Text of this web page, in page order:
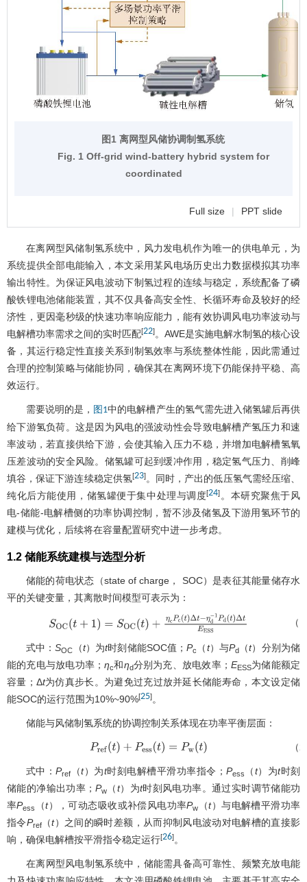
图1 离网型风储协调制氢系统
Fig. 1 Off-grid wind-battery hybrid system for
coordinated
Full size | PPT slide
在离网型风储制氢系统中，风力发电机作为唯一的供电单元，为
系统提供全部电能输入，本文采用某风电场历史出力数据模拟其功率
输出特性。为保证风电波动下制氢过程的连续与稳定，系统配备了磷
酸铁锂电池储能装置，其不仅具备高安全性、长循环寿命及较好的经
济性，更因毫秒级的快速功率响应能力，能有效协调风电功率波动与
电解槽功率需求之间的实时匹配[22]。AWE是实施电解水制氢的核心设
备，其运行稳定性直接关系到制氢效率与系统整体性能，因此需通过
合理的控制策略与储能协同，确保其在离网环境下仍能保持平稳、高
效运行。
需要说明的是， 图1中的电解槽产生的氢气需先进入储氢罐后再供
给下游氢负荷。这是因为风电的强波动性会导致电解槽产氢压力和速
率波动，若直接供给下游，会使其输入压力不稳，并增加电解槽氢氧
压差波动的安全风险。储氢罐可起到缓冲作用，稳定氢气压力、削峰
填谷，保证下游连续稳定供氢[23]。同时，产出的低压氢气需经压缩、
纯化后方能使用，储氢罐便于集中处理与调度[24] 。本研究聚焦于风
电-储能-电解槽侧的功率协调控制，暂不涉及储氢及下游用氢环节的
建模与优化，后续将在容量配置研究中进一步考虑。
1.2 储能系统建模与选型分析
储能的荷电状态（state of charge， SOC）是表征其能量储存水
平的关键变量，其离散时间模型可表示为：
SOC t+1)= SOC(t)+ ηcPc(t)Δt−ηd−1Pd(t)Δt （
式中：SOC （t）为t时刻储能SOC值；Pc （t）与Pd （t）分别为储
能的充电与放电功率；ηc和ηd分别为充、放电效率； EESS为储能额定
容量；Δt为仿真步长。为避免过充过放并延长储能寿命，本文设定储
能SOC的运行范围为10%~90%[25]。
储能与风储制氢系统的协调控制关系体现在功率平衡层面：
Pref(t )+Pess( )= Pw(t) （
式中：Pref （t）为t时刻电解槽平滑功率指令； Pess （t）为t时刻
储能的净输出功率；Pw （t）为t时刻风电功率。通过实时调节储能功
率Pess （t），可动态吸收或补偿风电功率Pw （t）与电解槽平滑功率
指令Pref（t）之间的瞬时差额，从而抑制风电波动对电解槽的直接影
响，确保电解槽按平滑指令稳定运行[26]。
在离网型风电制氢系统中，储能需具备高可靠性、频繁充放电能